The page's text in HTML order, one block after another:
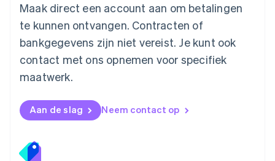
Maak direct een account aan om betalingen
te kunnen ontvangen. Contracten of
bankgegevens zijn niet vereist. Je kunt ook
contact met ons opnemen voor specifiek
maatwerk.
Aan de slag Neem contact op
NederlandsEnglish
Nieuw-Zeeland
English
Noorwegen
English
DeutschEnglish
English
Portugal
Roemenië
English